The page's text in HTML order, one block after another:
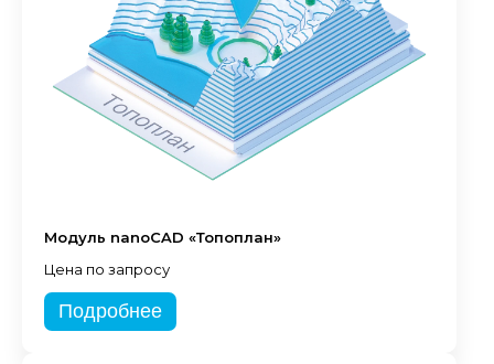
Модуль nanoCAD «Топоплан»
Цена по запросу
Подробнее